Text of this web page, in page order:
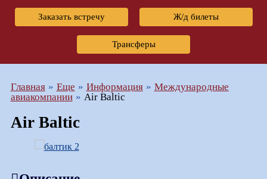
Заказать встречу Ж/д билеты
Трансферы
Главная Еще Информация
Международные
авиакомпании
Air Baltic
Air Baltic